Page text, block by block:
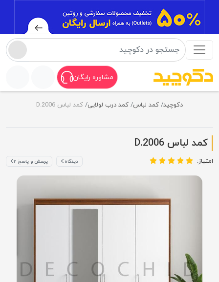
مشاوره رایگان
دکوچید کمد لباس کمد درب لولایی کمد لباس D.2006
کمد لباس D.2006
امتیاز: دیدگاه پرسش و پاسخ ۲